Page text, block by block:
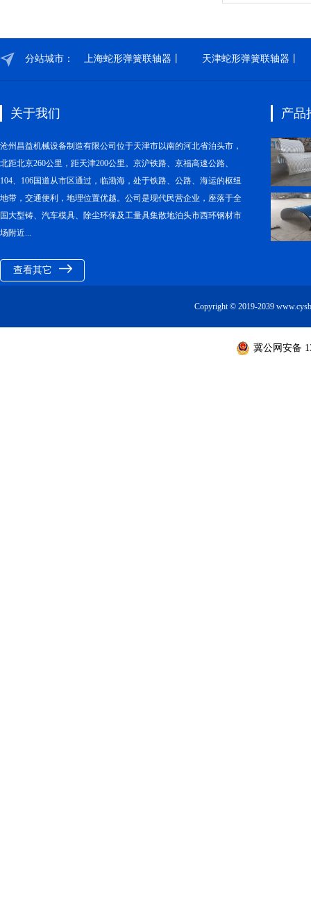
分站城市： 上海蛇形弹簧联轴器丨 天津蛇形弹簧联轴器丨
关于我们
沧州昌益机械设备制造有限公司位于天津市以南的河北省泊头市，
北距北京260公里，距天津200公里。京沪铁路、京福高速公路、
104、106国道从市区通过，临渤海，处于铁路、公路、海运的枢纽
地带，交通便利，地理位置优越。公司是现代民营企业，座落于全
国大型铸、汽车模具、除尘环保及工量具集散地泊头市西环钢材市
场附近...
查看其它
产品
Copyright © 2019-2039
冀公网安备